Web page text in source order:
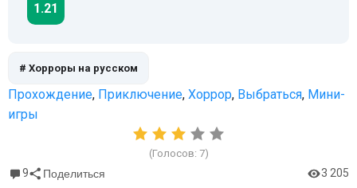
1.21
# Хорроры на русском
Прохождение, Приключение, Хоррор, Выбраться, Мини-
игры
(Голосов: 7)
9 Поделиться 3 205